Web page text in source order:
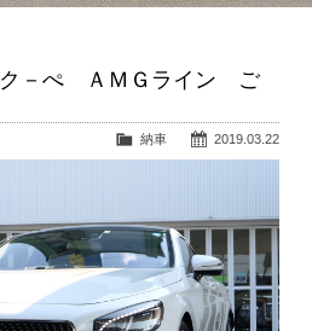
－ぺ ＡＭＧライン ご
2019.03.22
納車